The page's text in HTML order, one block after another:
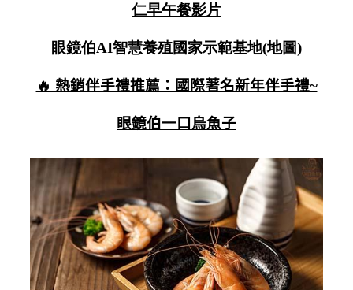
仁早午餐影片
眼鏡伯AI智慧養殖國家示範基地(地圖)
🔥 熱銷伴手禮推薦：國際著名新年伴手禮~
眼鏡伯一口烏魚子